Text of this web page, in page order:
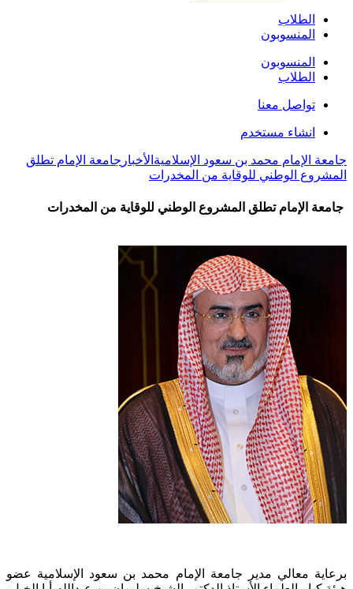
الطلاب
المنسوبون
المنسوبون
الطلاب
تواصل معنا
انشاء مستخدم
جامعة الإمام محمد بن سعود الإسلامية الأخبار جامعة الإمام تطلق
المشروع الوطني للوقاية من المخدرات
جامعة الإمام تطلق المشروع الوطني للوقاية من المخدرات
برعاية معالي مدير جامعة الإمام محمد بن سعود الإسلامية عضو